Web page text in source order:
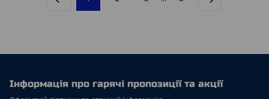
Інформація про гарячі пропозиції та акції